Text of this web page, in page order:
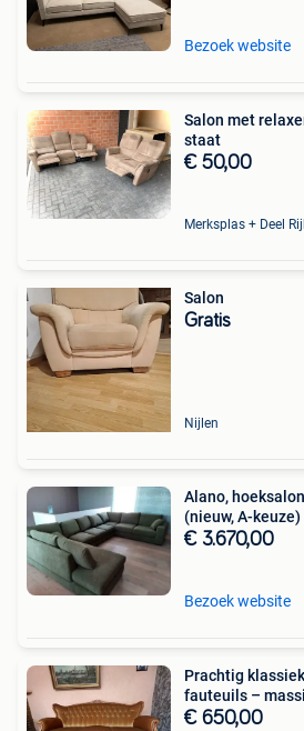
Bezoek website
Salon met
staat
€ 50,00
Merksplas + Deel
Salon
Gratis
Nijlen
Alano,
(nieuw, A-keuze)
€ 3.670,00
Bezoek website
Prachtig
fauteuils –
€ 650,00